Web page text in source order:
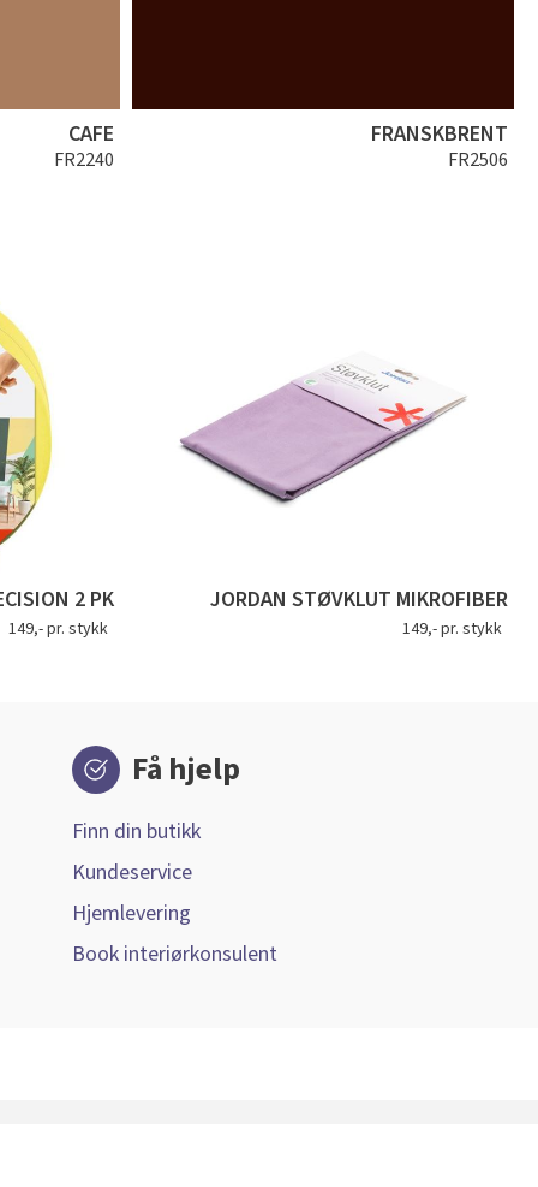
CAFE
FR2240
FRANSKBRENT
FR2506
2 PK
149,- pr. stykk
JORDAN STØVKLUT MIKROFIBER
149,- pr. stykk
Få hjelp
Finn din butikk
Kundeservice
Hjemlevering
Book interiørkonsulent